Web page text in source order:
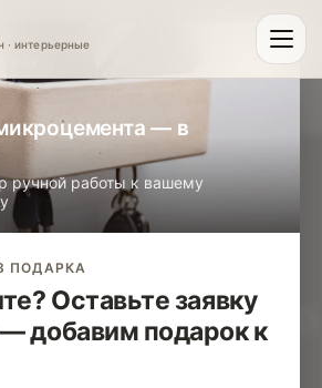
×
— в
ручной работы к вашему
ПОДАРКА
Оставьте заявку
добавим подарок к
· интерьерные